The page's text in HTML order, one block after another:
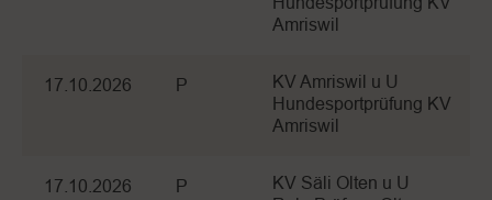
Amriswil
17.10.2026 P
KV Amriswil u U
Hundesportprüfung KV
Amriswil
17.10.2026 P
KV Säli Olten u U